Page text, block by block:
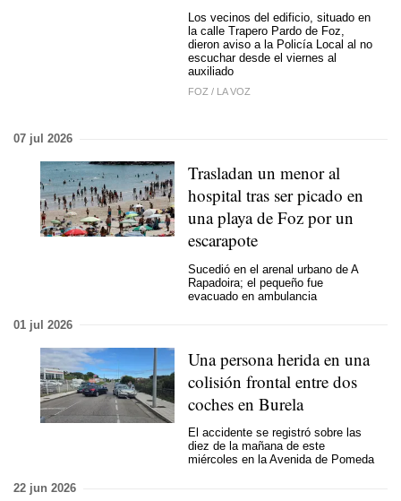
Los vecinos del edificio, situado en
la calle Trapero Pardo de Foz,
dieron aviso a la Policía Local al no
escuchar desde el viernes al
auxiliado
FOZ / LA VOZ
07 jul 2026
Trasladan un menor al
hospital tras ser picado en
una playa de Foz por un
escarapote
Sucedió en el arenal urbano de A
Rapadoira; el pequeño fue
evacuado en ambulancia
01 jul 2026
Una persona herida en una
colisión frontal entre dos
coches en Burela
El accidente se registró sobre las
diez de la mañana de este
miércoles en la Avenida de Pomeda
22 jun 2026